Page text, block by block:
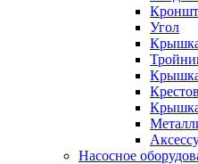
Угол
Насосное